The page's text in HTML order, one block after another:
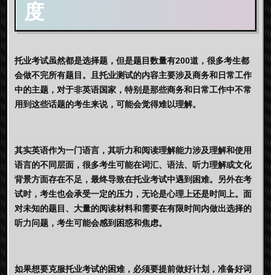
度
托业考试虽然都是选择题，但是题目数量有200道，很多考生都
会做不完所有题目。且托业测试的内容主要涉及商务和日常工作
中的主题，对于非英语国家，特别是那些商务和日常工作中不常
用到这些话题的考生来说，可能会觉得难以理解。
其实英语作为一门语言，其听力和阅读理解能力涉及理解和使用
语言的不同层面，很多考生可能在词汇、语法、听力理解或文化
背景方面存在不足，最终导致在托业考试中遇到困难。另外在考
试时，考生也会承受一定的压力，无论是心理上还是时间上。面
对未知的题目、大量的阅读材料和需要在有限时间内做出选择的
听力问题，考生可能会感到困惑和焦虑。
如果想要克服托业考试的困难，必须要提前做好计划，准备好词